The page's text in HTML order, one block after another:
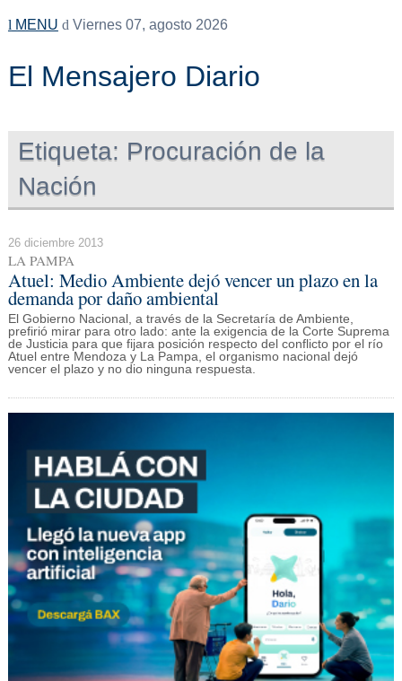
MENU Viernes 07, agosto 2026
El Mensajero Diario
Etiqueta: Procuración de la
Nación
26 diciembre 2013
LA PAMPA
Atuel: Medio Ambiente dejó vencer un plazo en la
demanda por daño ambiental
El Gobierno Nacional, a través de la Secretaría de Ambiente,
prefirió mirar para otro lado: ante la exigencia de la Corte Suprema
de Justicia para que fijara posición respecto del conflicto por el río
Atuel entre Mendoza y La Pampa, el organismo nacional dejó
vencer el plazo y no dio ninguna respuesta.